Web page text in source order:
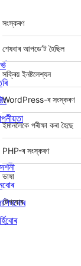
মেটা
সংস্কৰণ
শেষবাৰ আপডে’ট হৈছিল
সক্ৰিয় ইনষ্টলেশ্যন
WordPress-ৰ সংস্কৰণ
ইমানলৈকে পৰীক্ষা কৰা হৈছে
PHP-ৰ সংস্কৰণ
ভাষা
টেগবোৰ